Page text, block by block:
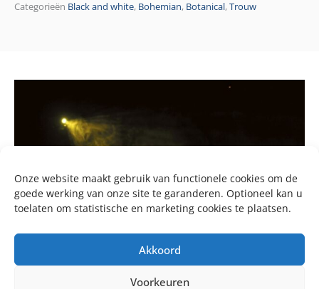
Onze website maakt gebruik van functionele cookies om de
goede werking van onze site te garanderen. Optioneel kan u
toelaten om statistische en marketing cookies te plaatsen.
Akkoord
Voorkeuren
Categorieën Black and white, Bohemian, Botanical,Trouw